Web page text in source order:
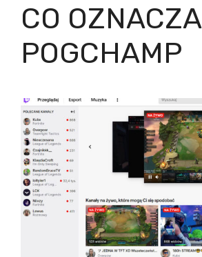
CO OZNACZA
POGCHAMP